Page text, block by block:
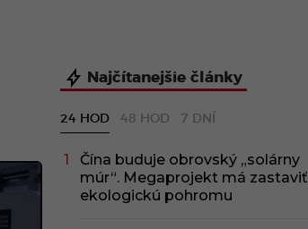
Najčítanejšie články
24 HOD 48 HOD 7 DNÍ
Čína buduje obrovský „solárny
múr“. Megaprojekt má zastaviť
ekologickú pohromu